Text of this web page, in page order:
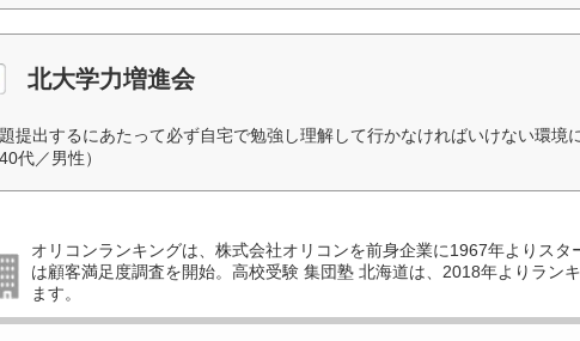
北大学力増進会
提出するにあたって必ず自宅で勉強し理解して行かなければいけない環境
40代／男性）
オリコンランキングは、株式会社オリコンを前身企業に1967年よりスタ
は顧客満足度調査を開始。高校受験 集団塾 北海道は、2018年よりラン
ます。